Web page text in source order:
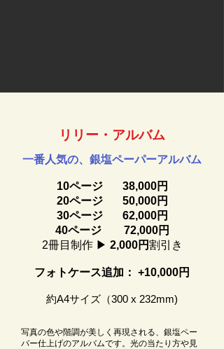
リリー・アルバム
一番人気の、銀塩ペーパーアルバム
10ページ 38,000円
20ページ 50,000円
30ページ 62,000円
40ページ 72,000円
2冊目制作 ▶ 2,000円割引き
フォトケース追加： +10,000円
​約A4サイズ（300 x 232mm)
写真の色や階調が美しく再現される、銀塩ペー
パー仕上げのアルバムです。 光の当たり方や見